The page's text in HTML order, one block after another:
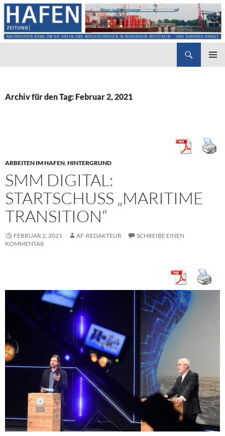
Archiv für den Tag: Februar 2, 2021
ARBEITEN IM HAFEN,HINTERGRUND
SMM DIGITAL:
STARTSCHUSS „MARITIME
TRANSITION“
FEBRUAR 2, 2021 AF-REDAKTEUR
SCHREIBE EINEN
KOMMENTAR